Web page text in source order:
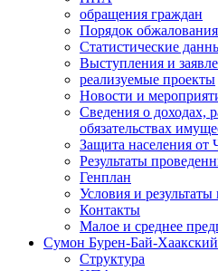
обращения граждан
Порядок обжалования
Статистические
Выступления и
реализуемые проекты
Новости и
Сведения о доходах,
обязательствах
Защита населения от
Результаты
Генплан
Условия и результаты
Контакты
Малое и среднее
Сумон Бурен-Бай-Хаакский
Структура